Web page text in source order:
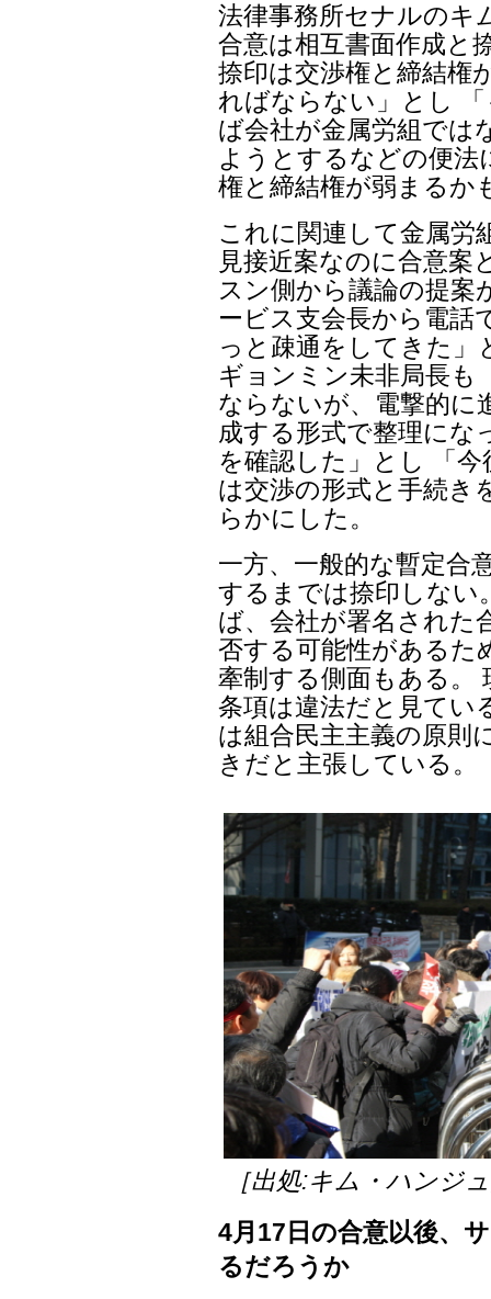
法律事務所セナルのキ
合意は相互書面作成と
捺印は交渉権と締結権
ればならない」とし
ば会社が金属労組では
ようとするなどの便法
権と締結権が弱まるか
これに関連して金属労
見接近案なのに合意案
スン側から議論の提案
ービス支会長から電話
っと疎通をしてきた」
ギョンミン未非局長も
ならないが、電撃的に
成する形式で整理にな
を確認した」とし 「
は交渉の形式と手続き
らかにした。
一方、一般的な暫定合
するまでは捺印しない
ば、会社が署名された
否する可能性があるた
牽制する側面もある。
条項は違法だと見てい
は組合民主主義の原則
きだと主張している。
［出処:キム・ハンジ
4月17日の合意以後、
るだろうか